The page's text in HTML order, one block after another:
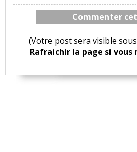
Commenter
(Votre post sera visible
Rafraichir la page si vous